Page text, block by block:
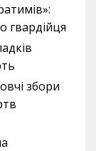
гвардійця
збори